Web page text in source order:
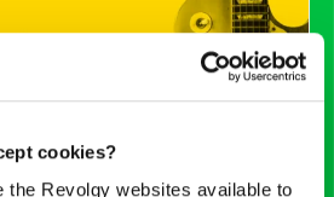
cookies?
the Revolgy websites available to